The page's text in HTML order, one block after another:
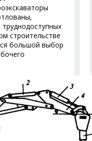
строительстве
большой выбор